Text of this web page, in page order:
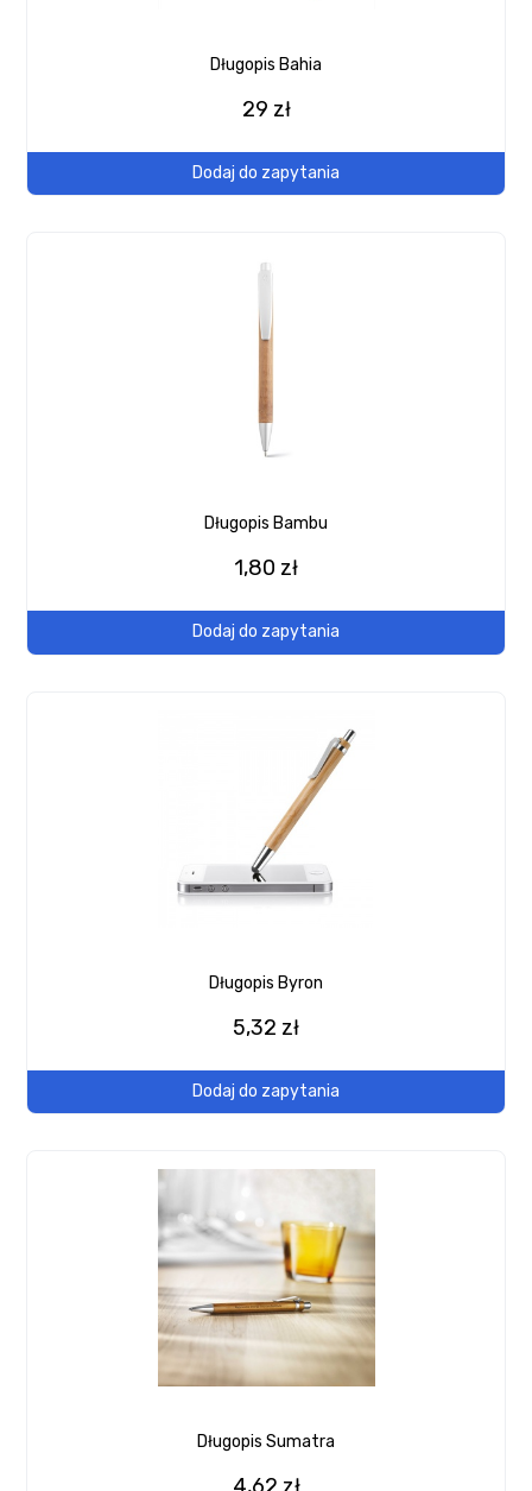
Długopis Bahia
29 zł
Dodaj do zapytania
Długopis Bambu
1,80 zł
Dodaj do zapytania
Długopis Byron
5,32 zł
Dodaj do zapytania
Długopis Sumatra